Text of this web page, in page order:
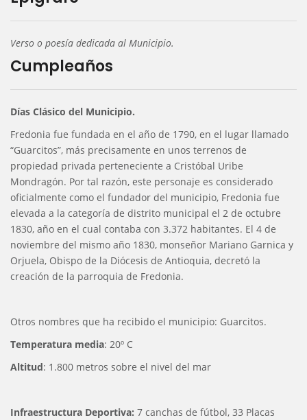
Verso o poesía dedicada al Municipio.
Cumpleaños
Días Clásico del Municipio.
Fredonia fue fundada en el año de 1790, en el lugar llamado
“Guarcitos”, más precisamente en unos terrenos de
propiedad privada perteneciente a Cristóbal Uribe
Mondragón. Por tal razón, este personaje es considerado
oficialmente como el fundador del municipio, Fredonia fue
elevada a la categoría de distrito municipal el 2 de octubre
1830, año en el cual contaba con 3.372 habitantes. El 4 de
noviembre del mismo año 1830, monseñor Mariano Garnica y
Orjuela, Obispo de la Diócesis de Antioquia, decretó la
creación de la parroquia de Fredonia.
Otros nombres que ha recibido el municipio: Guarcitos.
Temperatura media: 20º C
Altitud: 1.800 metros sobre el nivel del mar
Infraestructura Deportiva: 7 canchas de fútbol, 33 Placas